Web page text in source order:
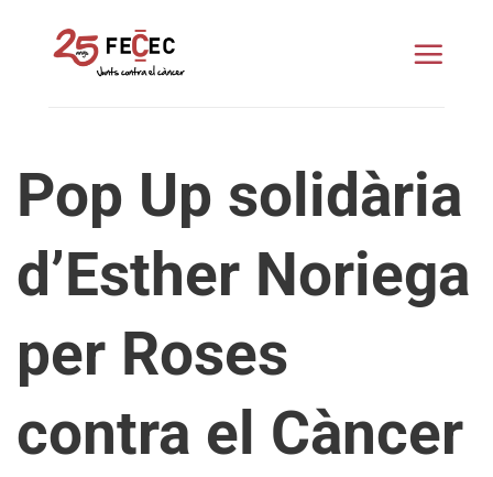
Pop Up solidària
d’Esther Noriega
per Roses
contra el Càncer